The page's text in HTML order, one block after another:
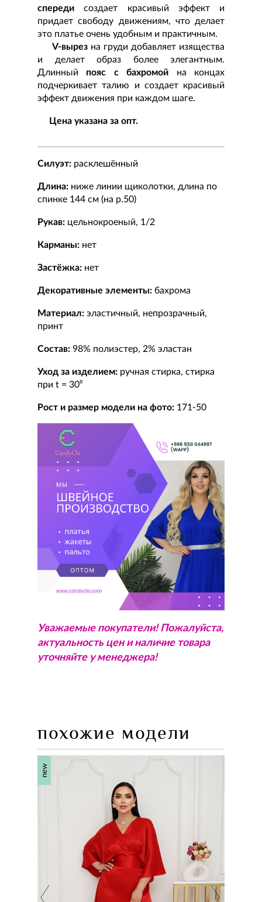
спереди создает красивый эффект и
придает свободу движениям, что делает
это платье очень удобным и практичным.
V-вырез на груди добавляет изящества
и делает образ более элегантным.
Длинный пояс с бахромой на концах
подчеркивает талию и создает красивый
эффект движения при каждом шаге.
Цена указана за опт.
Силуэт: расклешённый
Длина: ниже линии щиколотки, длина по
спинке 144 см (на р.50)
Рукав: цельнокроеный, 1/2
Карманы: нет
Застёжка: нет
Декоративные элементы: бахрома
Материал: эластичный, непрозрачный,
принт
Состав: 98% полиэстер, 2% эластан
Уход за изделием: ручная стирка, стирка
при t = 30⁰
Рост и размер модели на фото: 171-50
Уважаемые покупатели! Пожалуйста,
актуальность цен и наличие товара
уточняйте у менеджера!
похожие модели
new